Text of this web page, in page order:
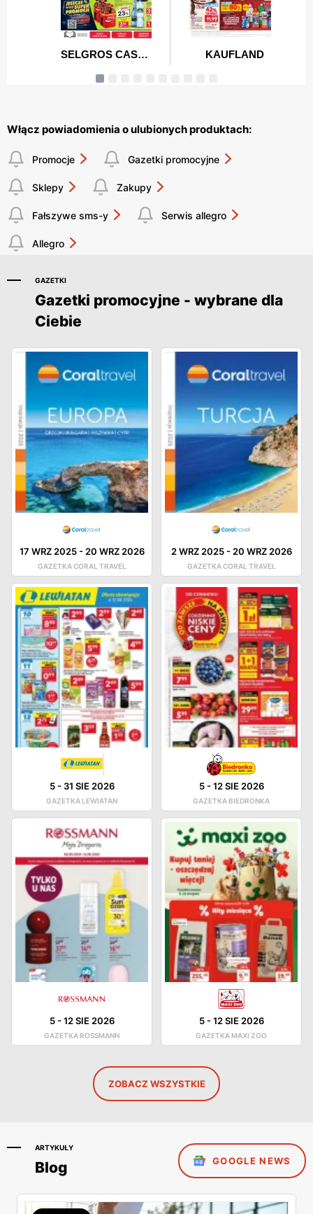
Włącz powiadomienia o ulubionych produktach:
Promocje Gazetki promocyjne
Sklepy Zakupy
Fałszywe sms-y Serwis allegro
Allegro
GAZETKI
Gazetki promocyjne - wybrane dla
Ciebie
17 WRZ 2025- 20 WRZ 2026
GAZETKA CORAL TRAVEL
2 WRZ 2025- 20 WRZ 2026
GAZETKA CORAL TRAVEL
5- 31 SIE 2026
GAZETKA LEWIATAN
5-12 SIE 2026
GAZETKA BIEDRONKA
5-12 SIE 2026
GAZETKA ROSSMANN
5-12 SIE 2026
GAZETKA MAXI ZOO
ZOBACZ WSZYSTKIE
ARTYKUŁY
Blog GOOGLE NEWS